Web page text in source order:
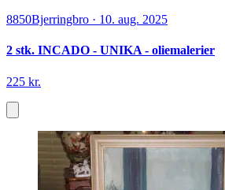
8850Bjerringbro · 10. aug. 2025
2 stk. INCADO - UNIKA - oliemalerier
225 kr.